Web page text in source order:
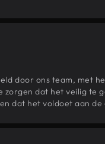
door ons team, met
dat het veilig te
dat het voldoet aan de